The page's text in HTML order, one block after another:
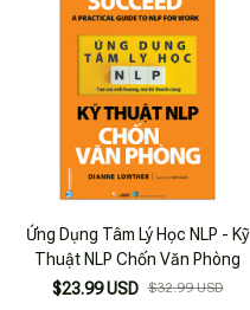
Ứng Dụng Tâm Lý Học NLP - Kỹ
Thuật NLP Chốn Văn Phòng
$23.99 USD $32.99 USD